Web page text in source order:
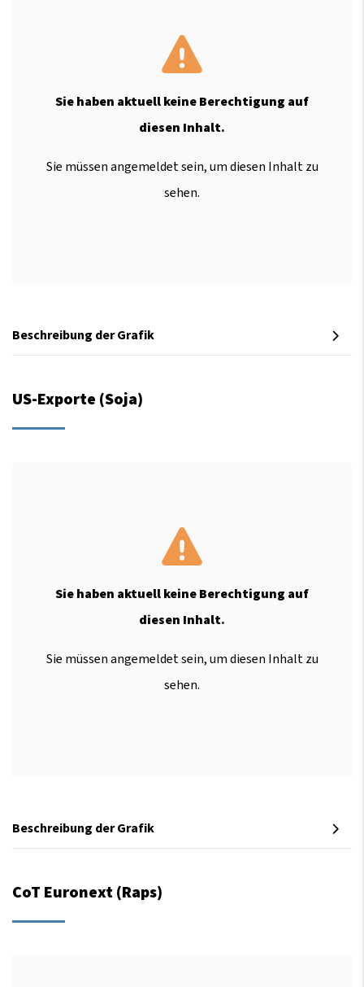
Sie haben aktuell keine Berechtigung auf
diesen Inhalt.
Sie müssen angemeldet sein, um diesen Inhalt zu
sehen.
Beschreibung der Grafik
US-Exporte (Soja)
Sie haben aktuell keine Berechtigung auf
diesen Inhalt.
Sie müssen angemeldet sein, um diesen Inhalt zu
sehen.
Beschreibung der Grafik
CoT Euronext (Raps)